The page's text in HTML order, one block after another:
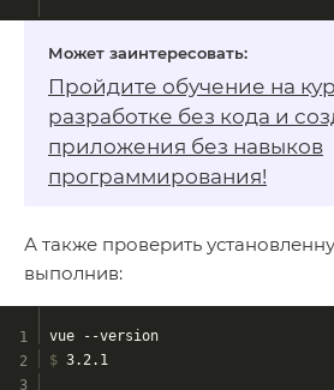
Пройдите обучение на
разработке без кода и
приложения без навыков
программирования!
А также проверить
выполнив:
vue --version
$ 3.2.1